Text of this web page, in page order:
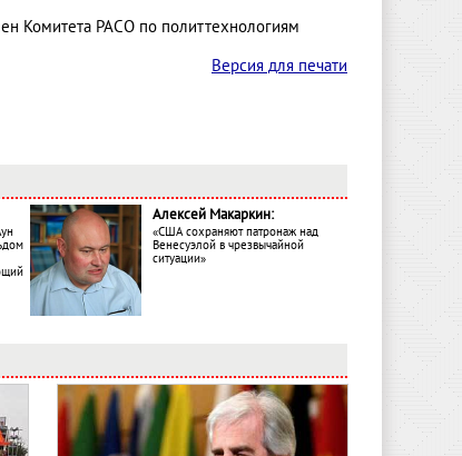
Комитета РАСО по политтехнологиям
Версия для печати
Алексей Макаркин:
«США сохраняют патронаж над
Венесуэлой в чрезвычайной
ситуации»